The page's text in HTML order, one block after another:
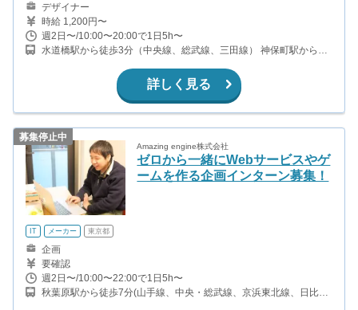
デザイナー
時給 1,200円〜
週2日〜/10:00〜20:00で1日5h〜
水道橋駅から徒歩3分（中央線、総武線、三田線） 神保町駅から徒
門線、東西線、新宿線） 御茶ノ水駅から徒歩9分（中央線、総武
詳しく見る
募集停止中
Amazing engine株式会社
ゼロから一緒にWebサービスやゲ
ームを作る企画インターン募集！
IT メーカー 東京都
企画
要確認
週2日〜/10:00〜22:00で1日5h〜
秋葉原駅から徒歩7分(山手線、中央・総武線、京浜東北線、日比谷